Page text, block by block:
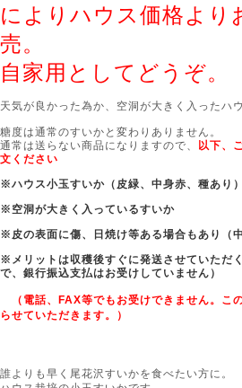
によりハウス価格より
売。
自家用としてどうぞ。
天気が良かった為か、空洞が大きく入ったハ
糖度は通常のすいかと変わりありません。
通常は送らない商品になりますので、
以下、
文ください
※ハウス小玉すいか（皮緑、中身赤、種あり）
※空洞が大きく入っているすいか
※皮の表面に傷、日焼け等ある場合もあり（
※メリットは収穫後すぐに発送させていただ
で、銀行振込支払はお受けしていません）
（電話、FAX等でもお受けできません。こ
らせていただきます。）
誰よりも早く尾花沢すいかを食べたい方に。